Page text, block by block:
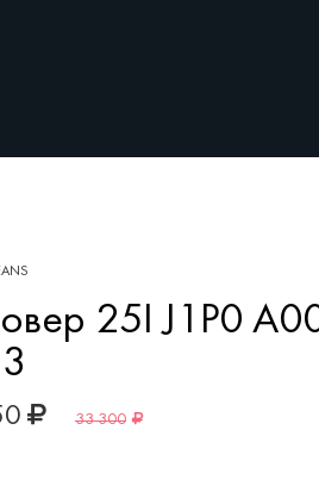
25I J1P0
33 300